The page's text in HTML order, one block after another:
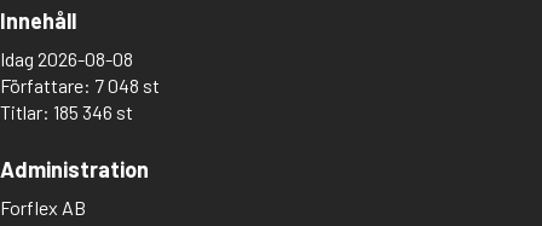
Innehåll
Idag 2026-08-08
Författare: 7 048 st
Titlar: 185 346 st
Administration
Forflex AB